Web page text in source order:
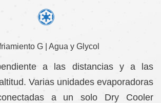
G | Agua y Glycol
a las distancias y a las
Varias unidades evaporadoras
a un solo Dry Cooler